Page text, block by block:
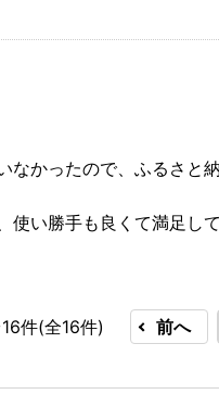
なかったので、ふるさと
い勝手も良くて満足し
件(全16件) 前へ